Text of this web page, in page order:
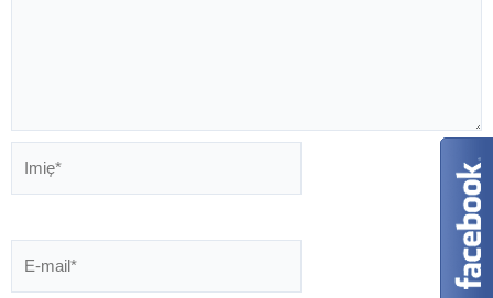
Imię*
E-
mail*